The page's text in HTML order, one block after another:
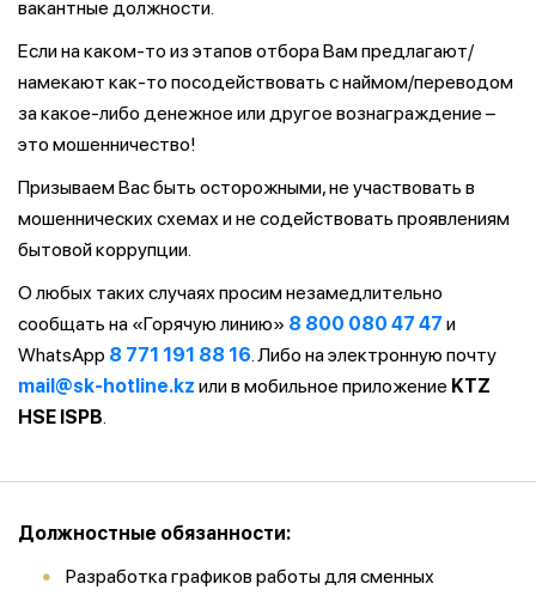
вакантные должности.
Если на каком-то из этапов отбора Вам предлагают/
намекают как-то посодействовать с наймом/переводом
за какое-либо денежное или другое вознаграждение –
это мошенничество!
Призываем Вас быть осторожными, не участвовать в
мошеннических схемах и не содействовать проявлениям
бытовой коррупции.
О любых таких случаях просим незамедлительно
сообщать на «Горячую линию» 8 800 080 47 47 и
WhatsApp 8 771 191 88 16. Либо на электронную почту
mail@sk-hotline.kz или в мобильное приложение KTZ
HSE ISPB.
Должностные обязанности:
Разработка графиков работы для сменных